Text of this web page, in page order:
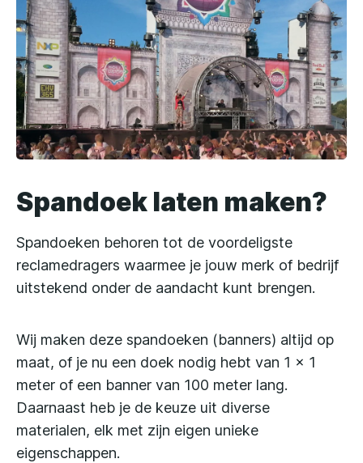
Spandoek laten maken?
Spandoeken behoren tot de voordeligste
reclamedragers waarmee je jouw merk of bedrijf
uitstekend onder de aandacht kunt brengen.
Wij maken deze spandoeken (banners) altijd op
maat, of je nu een doek nodig hebt van 1 x 1
meter of een banner van 100 meter lang.
Daarnaast heb je de keuze uit diverse
materialen, elk met zijn eigen unieke
eigenschappen.